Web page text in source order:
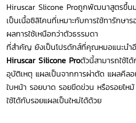
Hiruscar Slicone Proถูกพัฒนาสูตรขึ้น
เป็นเนื้อซิลิโคนที่เหมาะกับการใช้ทารักษา
ผลการใช้เหนือกว่าตัวธรรมดา
ที่สำคัญ ยังเป็นโปรดักส์ที่คุณหมอแนะนำ
Hiruscar Silicone Proตัวนี้สามารถใช้ไ
อุบัติเหตุ แผลเป็นจากการผ่าตัด แผลคีล
ใบหน้า รอยบาด รอยขีดข่วน หรือรอยไห
ใช้ได้กับรอยแผลเป็นใหม่ได้ด้วย